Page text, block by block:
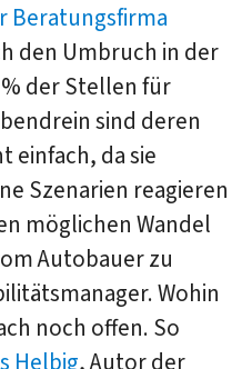
Beratungsfirma
den Umbruch in der
der Stellen für
sind deren
einfach, da sie
Szenarien reagieren
möglichen Wandel
Autobauer zu
Wohin
noch offen. So